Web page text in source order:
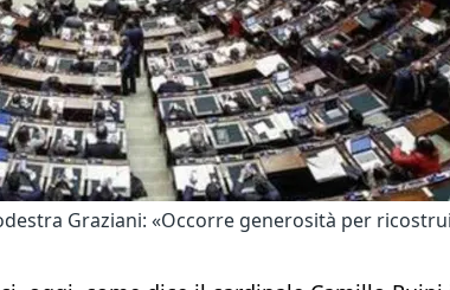
Graziani: «Occorre generosità per